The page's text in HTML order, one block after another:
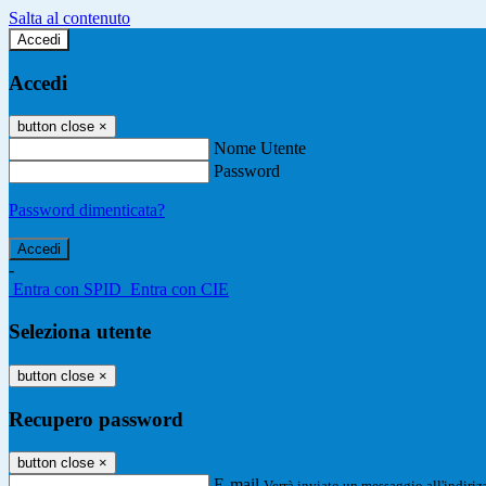
Salta al contenuto
Accedi
Accedi
button close ×
Nome Utente
Password
Password dimenticata?
-
Entra con SPID Entra con CIE
Seleziona utente
button close ×
Recupero password
button close ×